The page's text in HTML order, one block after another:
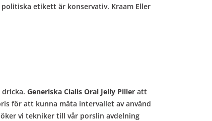
etikett är konservativ. Kraam Eller
Generiska Cialis Oral Jelly Piller att
för att kunna mäta intervallet av använd
vi tekniker till vår porslin avdelning